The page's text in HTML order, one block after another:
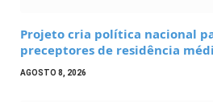
Projeto cria política nacional
preceptores de residência
AGOSTO 8, 2026